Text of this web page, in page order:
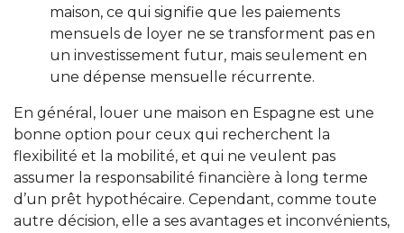
maison, ce qui signifie que les paiements
mensuels de loyer ne se transforment pas en
un investissement futur, mais seulement en
une dépense mensuelle récurrente.
En général, louer une maison en Espagne est une
bonne option pour ceux qui recherchent la
flexibilité et la mobilité, et qui ne veulent pas
assumer la responsabilité financière à long terme
d’un prêt hypothécaire. Cependant, comme toute
autre décision, elle a ses avantages et inconvénients,